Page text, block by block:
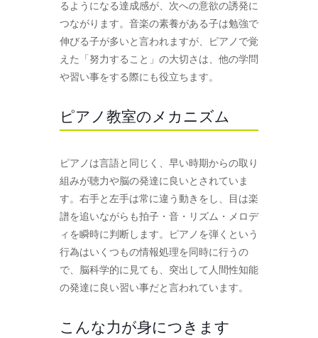
るようになる達成感が、次への意欲の誘発に
つながります。音楽の素養がある子は勉強で
伸びる子が多いと言われますが、ピアノで覚
えた「努力すること」の大切さは、他の学問
や習い事をする際にも役立ちます。
ピアノ教室のメカニズム
ピアノは言語と同じく、早い時期からの取り
組みが聴力や脳の発達に良いとされていま
す。右手と左手は常に違う動きをし、目は楽
譜を追いながらも拍子・音・リズム・メロデ
ィを瞬時に判断します。ピアノを弾くという
行為はいくつもの情報処理を同時に行うの
で、脳科学的に見ても、突出して人間性知能
の発達に良い習い事だと言われています。
こんな力が身につきます